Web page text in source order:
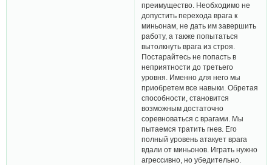
преимущество. Необходимо не
допустить перехода врага к
миньонам, не дать им завершить
работу, а также попытаться
вытолкнуть врага из строя.
Постарайтесь не попасть в
неприятности до третьего
уровня. Именно для него мы
приобретем все навыки. Обретая
способности, становится
возможным достаточно
соревноваться с врагами. Мы
пытаемся тратить гнев. Его
полный уровень атакует врага
вдали от миньонов. Играть нужно
агрессивно, но убедительно.